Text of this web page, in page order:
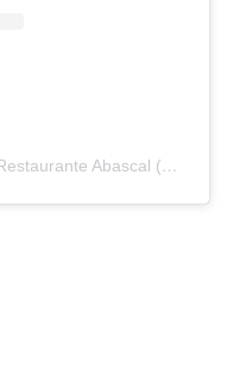
Una publicación compartida de Restaurante Abascal (@restauranteabascal)